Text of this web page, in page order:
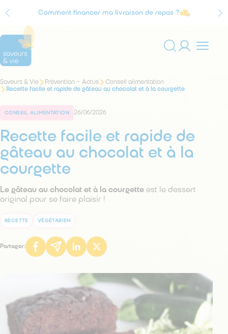
Agrément Service à la personne
Comment financer ma livraison de repas ?
Rechercher
site
Vous
êtes
Saveurs & Vie Prévention – Actus
Conseil alimentation
Recette facile et rapide de gâteau au chocolat et à la courgette
CONSEIL ALIMENTATION 26/06/2026
Recette facile et rapide de
gâteau au chocolat et à la
courgette
Le gâteau au chocolat et à la courgette est le dessert
original pour se faire plaisir !
RECETTE VÉGÉTARIEN
Partager: